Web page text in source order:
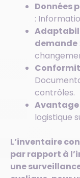
Données
:
demande
contrôles.
logistique
L’inventaire
par rapport à
une